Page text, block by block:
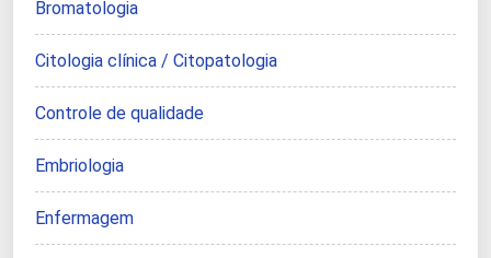
Bromatologia
Citologia clínica / Citopatologia
Controle de qualidade
Embriologia
Enfermagem